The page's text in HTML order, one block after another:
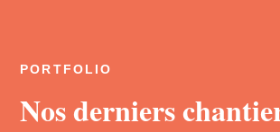
PORTFOLIO
Nos derniers